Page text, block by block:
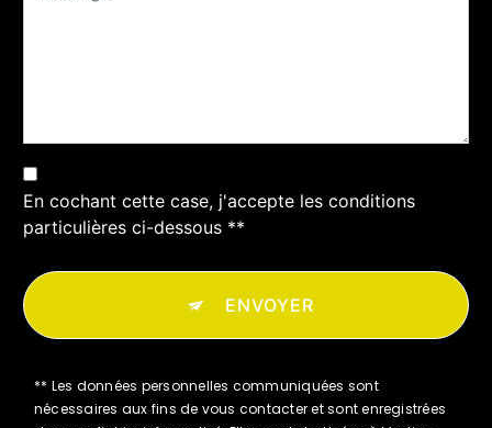
En cochant cette case, j'accepte les conditions
particulières ci-dessous **
ENVOYER
** Les données personnelles communiquées sont
nécessaires aux fins de vous contacter et sont enregistrées